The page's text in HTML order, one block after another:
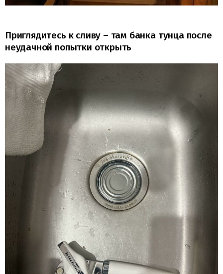
Приглядитесь к сливу – там банка тунца после
неудачной попытки открыть